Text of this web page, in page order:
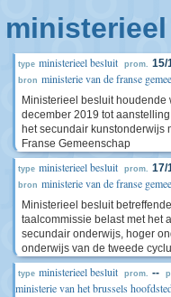
type ministerieel besluit prom. 15/
bron ministerie van de franse
Ministerieel besluit
december 2019 tot
het secundair kunstonderwijs
Franse Gemeenschap
type ministerieel besluit prom. 17/
bron ministerie van de franse
Ministerieel besluit
taalcommissie belast met het
secundair onderwijs, hoger
onderwijs van de tweede
type ministerieel besluit prom. --
ministerie van het brussels